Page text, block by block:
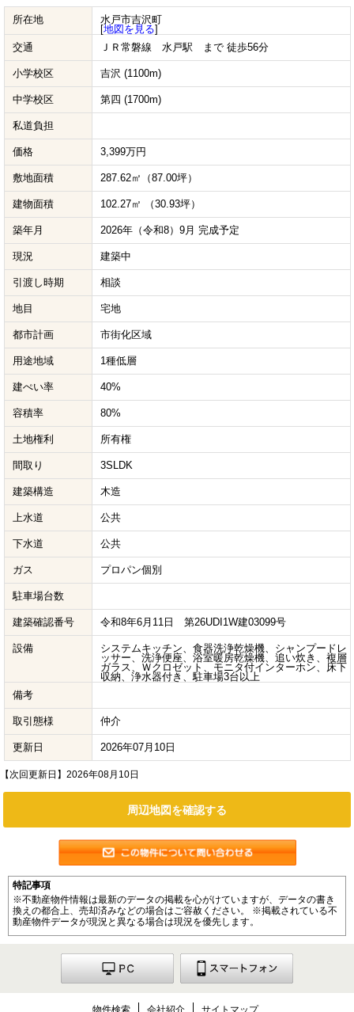
所在地
水戸市吉沢町
[地図を見る]
交通
ＪＲ常磐線 水戸駅 まで 徒歩56分
小学校区 吉沢 (1100m)
中学校区 第四 (1700m)
私道負担
価格 3,399万円
敷地面積 287.62㎡（87.00坪）
建物面積 102.27㎡ （30.93坪）
築年月 2026年（令和8）9月 完成予定
現況 建築中
引渡し時期 相談
地目 宅地
都市計画 市街化区域
用途地域 1種低層
建ぺい率 40%
容積率 80%
土地権利 所有権
間取り 3SLDK
建築構造 木造
上水道 公共
下水道 公共
ガス プロパン個別
駐車場台数
建築確認番号 令和8年6月11日 第26UDI1W建03099号
設備
システムキッチン、食器洗浄乾燥機、シャンプードレ
ッサー、洗浄便座、浴室暖房乾燥機、追い炊き、複層
ガラス、Ｗクロゼット、モニタ付インターホン、床下
収納、浄水器付き、駐車場3台以上
備考
取引態様 仲介
更新日 2026年07月10日
【次回更新日】2026年08月10日
周辺地図を確認する
特記事項
※不動産物件情報は最新のデータの掲載を心がけていますが、データの書き
換えの都合上、売却済みなどの場合はご容赦ください。 ※掲載されている不
動産物件データが現況と異なる場合は現況を優先します。